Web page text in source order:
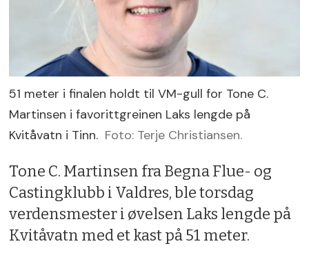
51 meter i finalen holdt til VM-gull for Tone C.
Martinsen i favorittgreinen Laks lengde på
Kvitåvatn i Tinn. Foto: Terje Christiansen.
Tone C. Martinsen fra Begna Flue- og
Castingklubb i Valdres, ble torsdag
verdensmester i øvelsen Laks lengde på
Kvitåvatn med et kast på 51 meter.